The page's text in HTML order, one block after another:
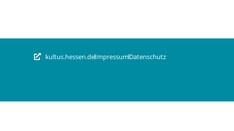
kultus.hessen.deImpressumDatenschutz